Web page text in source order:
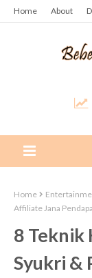
Home About
Home
Affiliate Jana
8 Teknik
Syukri &